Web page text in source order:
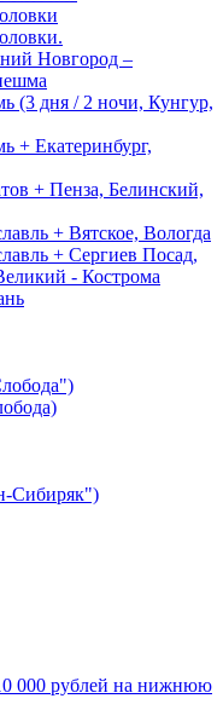
Новгород –
(3 дня / 2 ночи, Кунгур,
+ Екатеринбург,
+ Пенза, Белинский,
+ Вятское, Вологда
+ Сергиев Посад,
- Кострома
Сибиряк")
000 рублей на нижнюю